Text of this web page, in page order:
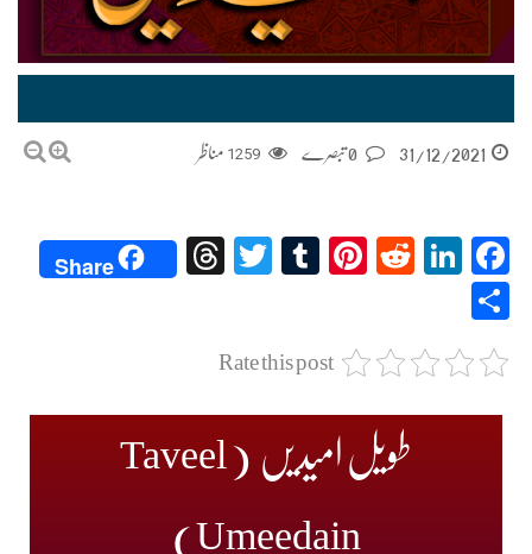
31/12/2021
1259 مناظر
Facebook
LinkedIn
Reddit
Pinterest
Tumblr
Twitter
Threads
Share
Rate this post
طویل امیدیں (Taveel
Umeedain)